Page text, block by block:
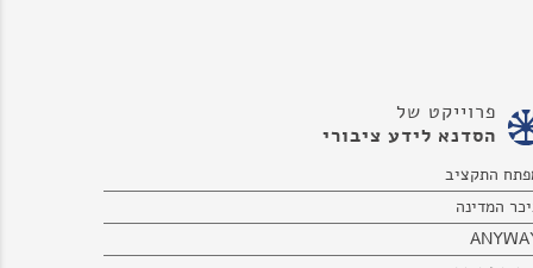
פרוייקט של
הסדנא לידע ציבורי
התקציב
המדינה